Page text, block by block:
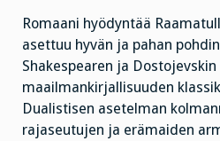
Romaani hyödyntää
asettuu hyvän ja pahan
Shakespearen ja
maailmankirjallisuuden
Dualistisen asetelman
rajaseutujen ja erämaiden